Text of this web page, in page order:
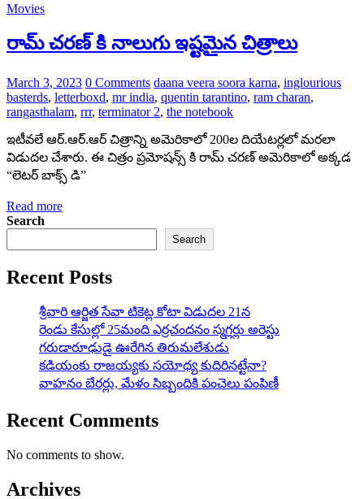
Movies
రామ్ చరణ్ కి నాలుగు ఇష్టమైన చిత్రాలు
March 3, 2023 0 Comments daana veera soora karna, inglourious
basterds, letterboxd, mr india, quentin tarantino, ram charan,
rangasthalam, rrr, terminator 2, the notebook
ఇటీవలే ఆర్.ఆర్.ఆర్ చిత్రాన్ని అమెరికాలో 200ల దియేటర్లలో మరలా
విడుదల చేశారు. ఈ చిత్రం ప్రమోషన్స్ కి రామ్ చరణ్ అమెరికాలో అక్కడ
“లెటర్ బాక్స్ డి”
Read more
Search
Search
Recent Posts
శ్రీవారి ఆర్జిత సేవా టికెట్ల కోటా విడుదల 21న
రెండు కేసుల్లో 25మంది ఎర్రచందనం స్మగ్లర్లు అరెస్టు
గరుడారూఢుడై ఊరేగిన తిరుమలేశుడు
కడియంకు రాజయ్యకు సయోధ్య కుదిరినట్టేనా?
వాహ‌నం బేర‌ర్లు, మేళం సిబ్బందికి పంచెలు పంపిణీ
Recent Comments
No comments to show.
Archives